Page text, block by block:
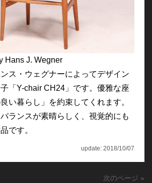
Hans J. Wegner
ス・ウェグナーによってデザイン
「Y-chair CH24」です。優雅な座
い暮らし」を約束してくれます。
ランスが素晴らしく、視覚的にも
です。
update: 2018/10/07
次のページ »